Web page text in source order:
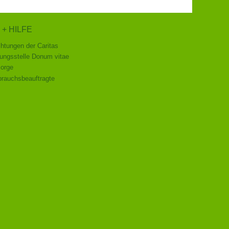
+ HILFE
der Caritas
Donum vitae